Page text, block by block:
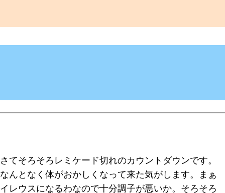
さてそろそろレミケード切れのカウントダウンです。
なんとなく体がおかしくなって来た気がします。まぁ
イレウスになるわなので十分調子が悪いか。そろそろ